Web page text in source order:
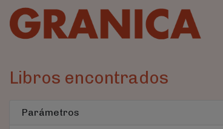
Libros encontrados
Parámetros